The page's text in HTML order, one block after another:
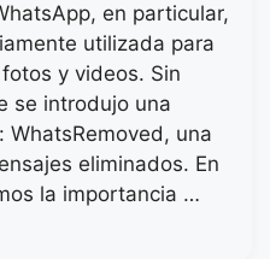
en particular,
utilizada para
y videos. Sin
se introdujo una
una
eliminados. En
la importancia …